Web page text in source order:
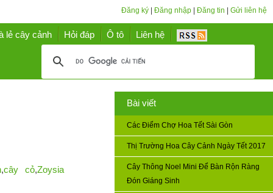
Đăng ký Đăng nhập Đăng tin Gửi liên hệ
lẻ cây cảnh Hỏi đáp Ô tô Liên hệ
Bài viết
Các Điểm Chợ Hoa Tết Sài Gòn
Thị Trường Hoa Cây Cảnh Ngày Tết 2017
Cây Thông Noel Mini Để Bàn Rộn Ràng
Đón Giáng Sinh
,cây cỏ,Zoysia